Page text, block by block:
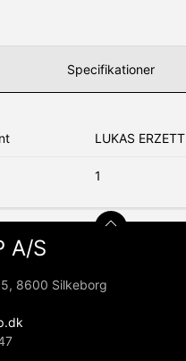
Specifikationer
LUKAS ERZETT
1
A/S
8600 Silkeborg